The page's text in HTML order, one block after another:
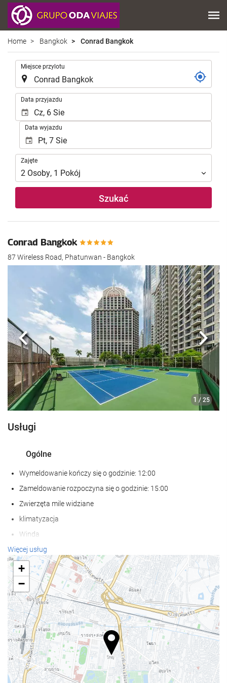
Home Bangkok Conrad Bangkok
Miejsce przylotu
Data przyjazdu
Data wyjazdu
Zajęte
Zajęte
2 Osoby, 1 Pokój
Szukać
Conrad Bangkok
87 Wireless Road, Phatunwan - Bangkok
1 / 25
Poprzedni
Usługi
Ogólne
Wymeldowanie kończy się o godzinie: 12:00
Zameldowanie rozpoczyna się o godzinie: 15:00
Zwierzęta mile widziane
klimatyzacja
Winda
Dostęp dla osób niepełnosprawnych
Pokoje dla niepalących
Strefa dla palaczy
Wellness
bar przy basenie
ręczniki kąpielowe
leżaki lub krzesełka plażowe
parasole przeciwsłoneczne
Więcej usług
+
−